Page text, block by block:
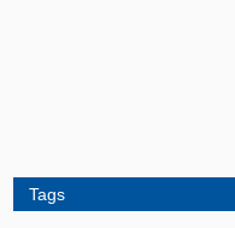
Tags